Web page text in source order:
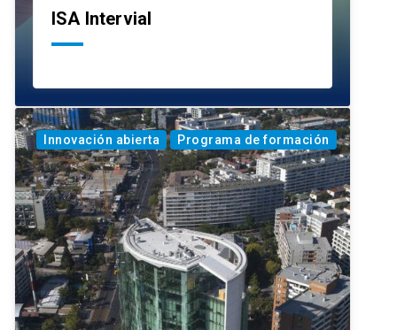
ISA Intervial
Innovación abierta Programa de formación